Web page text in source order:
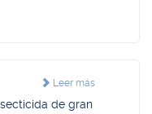
Leer más
de gran